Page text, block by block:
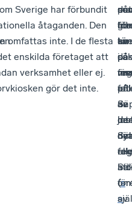
Sverige har förbundit
åtaganden. Den
omfattas inte. I de flesta
enskilda företaget att
verksamhet eller ej.
gör det inte.
det
lite
i
fall
är
det
att
gör
en
på
-
(s
a
på
av
de
av
de
av